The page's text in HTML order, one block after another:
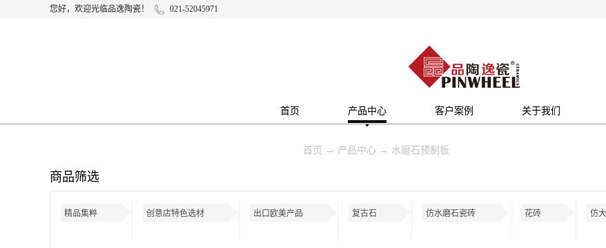
您好，欢迎光临品逸陶瓷！ 021-52045971
首页 产品中心 客户案例 关于我们
首页 → 产品中心 → 水磨石预制板
商品筛选
精品集粹 创意店特色选材 出口欧美产品 复古石 仿水磨石瓷砖 花砖 仿